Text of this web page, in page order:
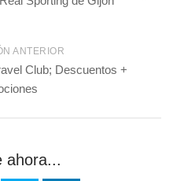
ANTERIOR
Club; Descuentos +
ahora...